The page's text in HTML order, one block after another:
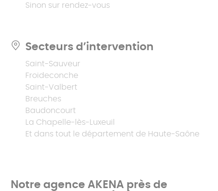
Sinon sur rendez-vous
Secteurs d’intervention
Saint-Sauveur
Froideconche
Saint-Valbert
Breuches
Baudoncourt
La Chapelle-lès-Luxeuil
Et dans tout le département de Haute-Saône
Notre agence AKENA près de